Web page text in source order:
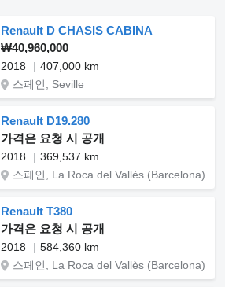
Renault D CHASIS CABINA
₩40,960,000
2018
407,000 km
스페인, Seville
Renault D19.280
가격은 요청 시 공개
2018
369,537 km
스페인, La Roca del Vallès (Barcelona)
Renault T380
가격은 요청 시 공개
2018
584,360 km
스페인, La Roca del Vallès (Barcelona)